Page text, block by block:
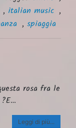
, italian music ,
, spiaggia
rosa fra le
Leggi di più...